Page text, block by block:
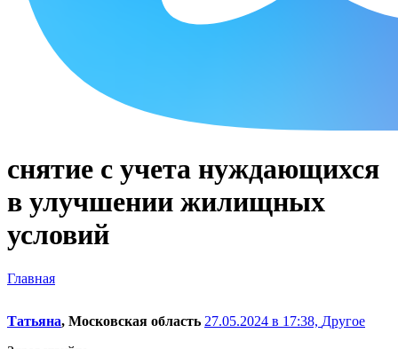
снятие с учета нуждающихся
в улучшении жилищных
условий
Главная
Татьяна, Московская область 27.05.2024 в 17:38, Другое